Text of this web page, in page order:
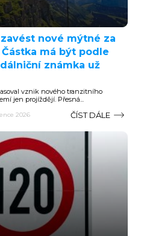
nové mýtné za
má být podle
známka už
vznik nového tranzitního
jen projíždějí. Přesná...
2026 ČÍST DÁLE